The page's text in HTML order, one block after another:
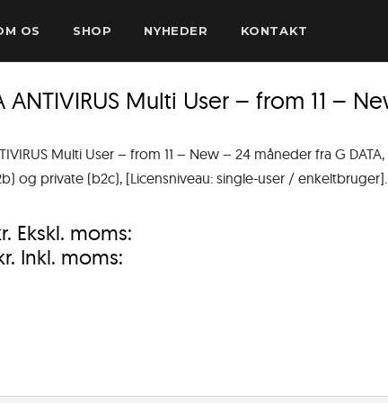
OS SHOP NYHEDER KONTAKT
ANTIVIRUS Multi User – from 11 –
Multi User – from 11 – New – 24 måneder fra G
og private (b2c), [Licensniveau: single-user / enkeltbruger].
Ekskl. moms:
Inkl. moms: